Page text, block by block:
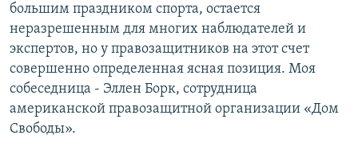
большим праздником спорта, остается
неразрешенным для многих наблюдателей и
экспертов, но у правозащитников на этот счет
совершенно определенная ясная позиция. Моя
собеседница - Эллен Борк, сотрудница
американской правозащитной организации «Дом
Свободы».